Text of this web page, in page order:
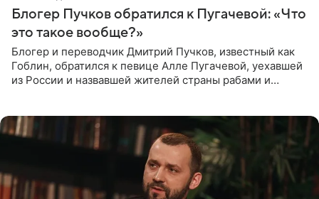
Блогер Пучков обратился к Пугачевой: «Что
это такое вообще?»
Блогер и переводчик Дмитрий Пучков, известный как
Гоблин, обратился к певице Алле Пугачевой, уехавшей
из России и назвавшей жителей страны рабами и